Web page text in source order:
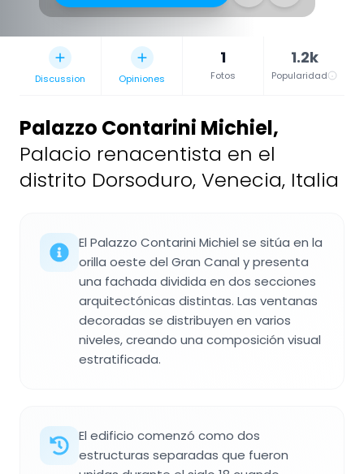
Discussion Opiniones
1
Fotos
1.2k
Popularidad
Palazzo Contarini Michiel,
Palacio renacentista en el
distrito Dorsoduro, Venecia, Italia
El Palazzo Contarini Michiel se sitúa en la
orilla oeste del Gran Canal y presenta
una fachada dividida en dos secciones
arquitectónicas distintas. Las ventanas
decoradas se distribuyen en varios
niveles, creando una composición visual
estratificada.
El edificio comenzó como dos
estructuras separadas que fueron